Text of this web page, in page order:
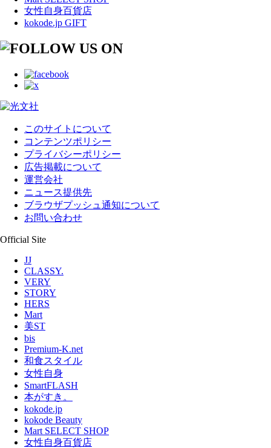
女性自身百貨店
kokode.jp GIFT
このサイトについて
コンテンツポリシー
プライバシーポリシー
広告掲載について
運営会社
ニュース提供先
ブラウザプッシュ通知について
お問い合わせ
Official Site
JJ
CLASSY.
VERY
STORY
HERS
Mart
美ST
bis
Premium-K.net
和食スタイル
女性自身
SmartFLASH
本がすき。
kokode.jp
kokode Beauty
Mart SELECT SHOP
女性自身百貨店